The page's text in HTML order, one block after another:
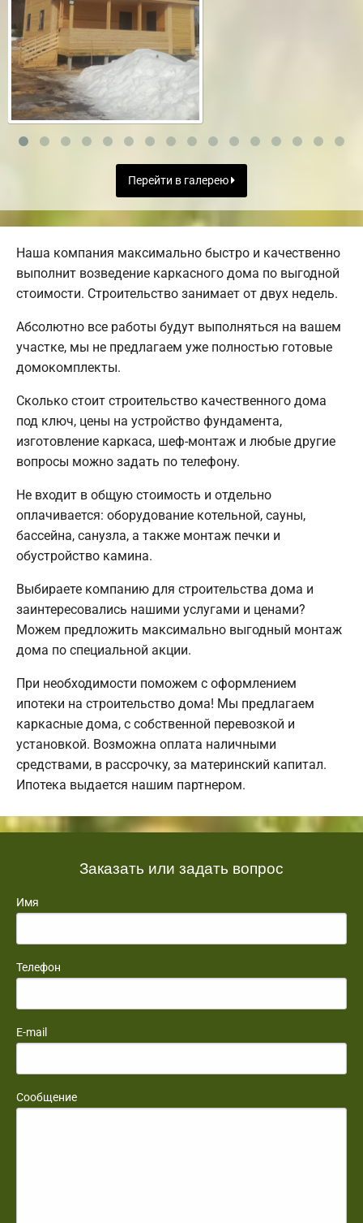
Перейти в галерею
Наша компания максимально быстро и качественно
выполнит возведение каркасного дома по выгодной
стоимости. Строительство занимает от двух недель.
Абсолютно все работы будут выполняться на вашем
участке, мы не предлагаем уже полностью готовые
домокомплекты.
Сколько стоит строительство качественного дома
под ключ, цены на устройство фундамента,
изготовление каркаса, шеф-монтаж и любые другие
вопросы можно задать по телефону.
Не входит в общую стоимость и отдельно
оплачивается: оборудование котельной, сауны,
бассейна, санузла, а также монтаж печки и
обустройство камина.
Выбираете компанию для строительства дома и
заинтересовались нашими услугами и ценами?
Можем предложить максимально выгодный монтаж
дома по специальной акции.
При необходимости поможем с оформлением
ипотеки на строительство дома! Мы предлагаем
каркасные дома, с собственной перевозкой и
установкой. Возможна оплата наличными
средствами, в рассрочку, за материнский капитал.
Ипотека выдается нашим партнером.
Заказать или задать вопрос
Имя
Телефон
E-mail
Сообщение